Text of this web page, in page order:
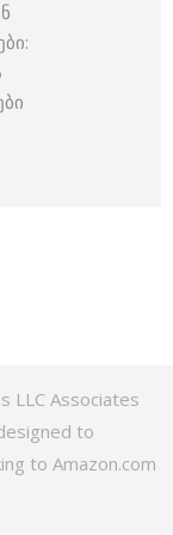
LLC Associates
to
to Amazon.com